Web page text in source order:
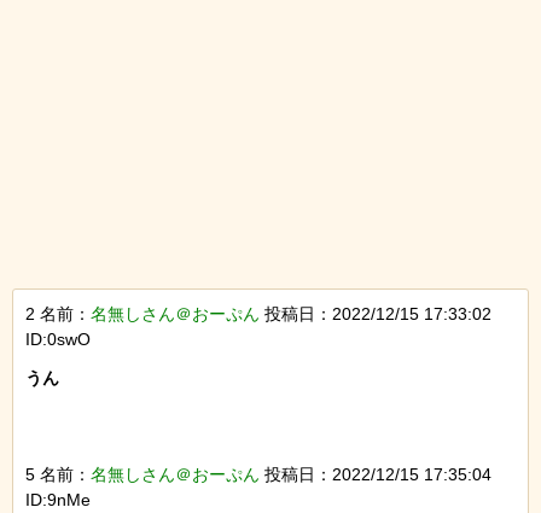
2 名前： 名無しさん＠おーぷん 投稿日：2022/12/15 17:33:02
ID:0swO
うん
5 名前： 名無しさん＠おーぷん 投稿日：2022/12/15 17:35:04
ID:9nMe